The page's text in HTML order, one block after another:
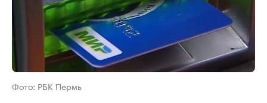
Фото: РБК Пермь